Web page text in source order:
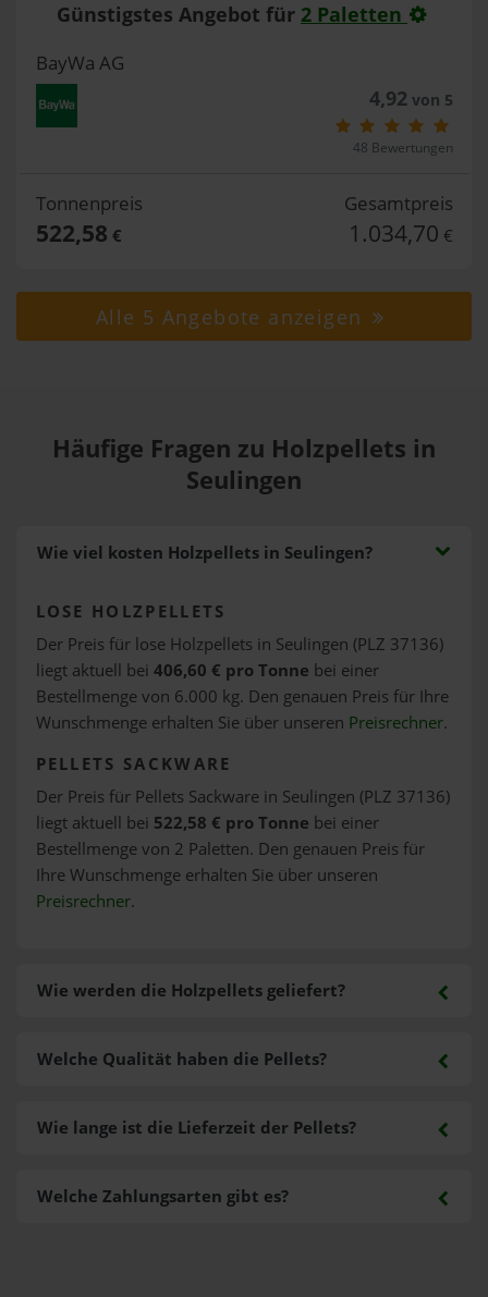
Günstigstes Angebot für 2 Paletten
BayWa AG
4,92von 5
48 Bewertungen
Tonnenpreis
522,58 €
Gesamtpreis
1.034,70 €
Alle 5 Angebote anzeigen
Häufige Fragen zu Holzpellets in
Seulingen
Wie viel kosten Holzpellets in Seulingen?
LOSE HOLZPELLETS
Der Preis für lose Holzpellets in Seulingen (PLZ 37136)
liegt aktuell bei 406,60 € pro Tonne bei einer
Bestellmenge von 6.000 kg. Den genauen Preis für Ihre
Wunschmenge erhalten Sie über unseren Preisrechner.
PELLETS SACKWARE
Der Preis für Pellets Sackware in Seulingen (PLZ 37136)
liegt aktuell bei 522,58 € pro Tonne bei einer
Bestellmenge von 2 Paletten. Den genauen Preis für
Ihre Wunschmenge erhalten Sie über unseren
Preisrechner.
Wie werden die Holzpellets geliefert?
Welche Zahlungsarten gibt es?
Welche Qualität haben die Pellets?
Wie lange ist die Lieferzeit der Pellets?